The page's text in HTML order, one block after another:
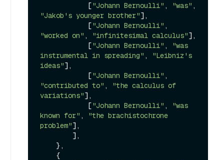
            [
"Johann Bernoulli" , "was"
"Jakob's younger brother"],
            [
"Johann Bernoulli"
"worked on" , "infinitesimal calculus"],
            [
"Johann Bernoulli" ,
"was
instrumental in spreading" ,
"Leibniz's
ideas"],
            [
"Johann Bernoulli"
"contributed to" ,
"the calculus of
variations"],
            [
"Johann Bernoulli" ,
"was
known for" ,
"the brachistochrone
problem"],